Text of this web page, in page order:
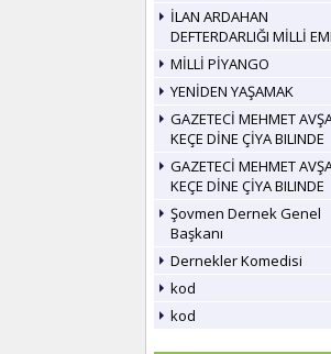
İLAN ARDAHAN
DEFTERDARLIĞI MİLLİ
MİLLİ PİYANGO
YENİDEN YAŞAMAK
GAZETECİ MEHMET
KEÇE DİNE ÇİYA BILINDE
GAZETECİ MEHMET
KEÇE DİNE ÇİYA BILINDE
Şovmen Dernek Genel
Başkanı
Dernekler Komedisi
kod
kod